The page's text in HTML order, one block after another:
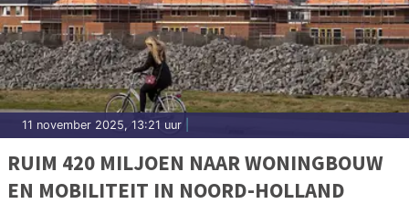
11 november 2025, 13:21 uur
RUIM 420 MILJOEN NAAR WONINGBOUW
EN MOBILITEIT IN NOORD-HOLLAND